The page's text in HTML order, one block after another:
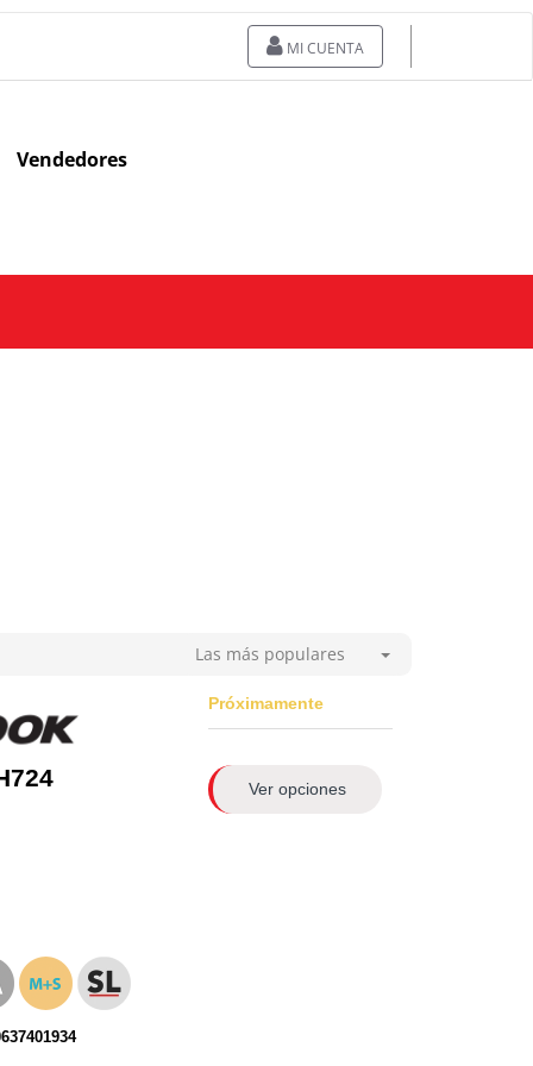
MI CUENTA
Vendedores
Las más populares
Próximamente
Ver opciones